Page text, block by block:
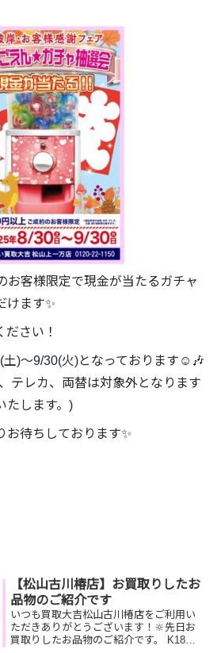
お客様限定で現金が当たるガチャ
けます✨
さい！
土)～9/30(火)となっております☺️🎶
テレカ、両替は対象外となります
たします。)
お待ちしております✨
【松山古川椿店】お買取りしたお
品物のご紹介です
いつも買取大吉松山古川椿店をご利用い
ただきありがとうございます！🔆先日お
買取りしたお品物のご紹介です。 K18ネ